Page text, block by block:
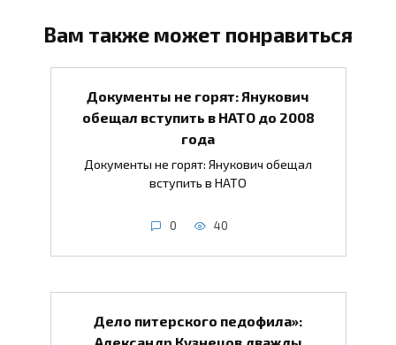
Вам также может понравиться
Документы не горят: Янукович
обещал вступить в НАТО до 2008
года
Документы не горят: Янукович обещал
вступить в НАТО
0 40
Дело питерского педофила»: